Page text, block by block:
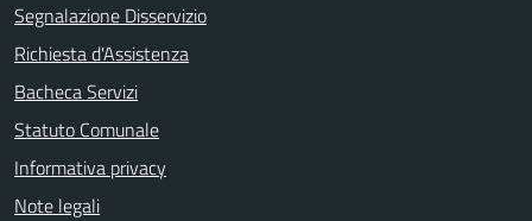
Segnalazione Disservizio
Richiesta d'Assistenza
Bacheca Servizi
Statuto Comunale
Informativa privacy
Note legali